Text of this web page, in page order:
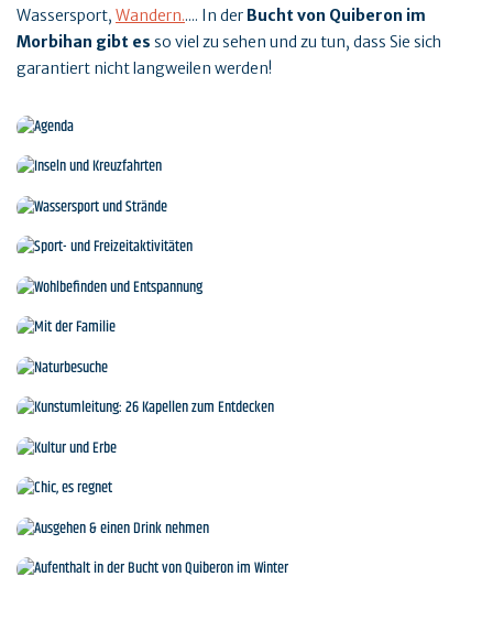
Wassersport, Wandern..... In der Bucht von Quiberon im
Morbihan gibt es so viel zu sehen und zu tun, dass Sie sich
garantiert nicht langweilen werden!
Inseln und Kreuzfahrten
Wassersport und Strände
Sport- und Freizeitaktivitäten
Naturbesuche
Kunstumleitung: 26 Kapellen zum Entdecken
Chic, es regnet
Ausgehen & einen Drink nehmen